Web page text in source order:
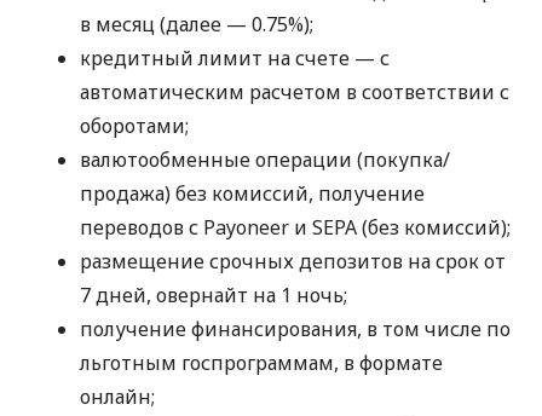
в месяц (далее — 0.75%);
кредитный лимит на счете — с
автоматическим расчетом в соответствии с
оборотами;
валютообменные операции (покупка/
продажа) без комиссий, получение
переводов с Payoneer и SEPA (без комиссий);
размещение срочных депозитов на срок от
7 дней, овернайт на 1 ночь;
получение финансирования, в том числе по
льготным госпрограммам, в формате
онлайн;